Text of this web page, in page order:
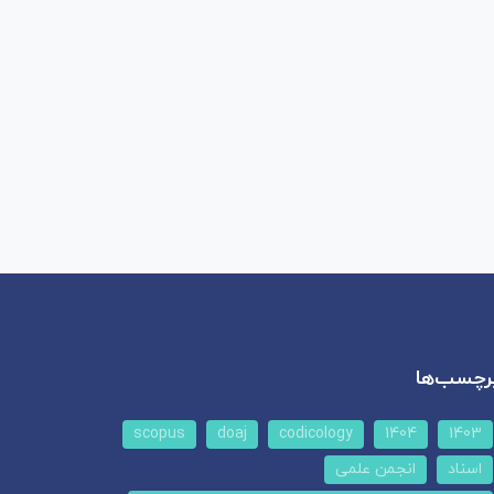
1403
1404
codicology
doaj
scopus
اسناد
انجمن علمی